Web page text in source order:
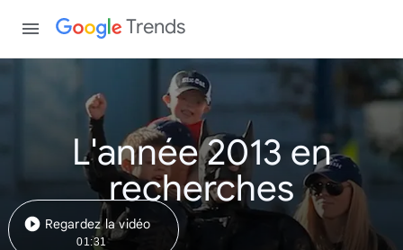
Trends
L'année 2013 en
recherches
Regardez la vidéo
01:31